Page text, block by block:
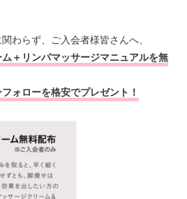
わらず、ご入会者様皆さんへ、
＋リンパマッサージマニュアルを無
ォローを格安でプレゼント！